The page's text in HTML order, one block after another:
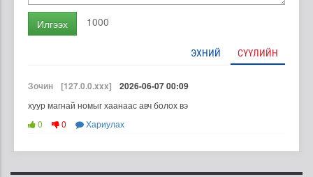
Илгээх 1000
ЭХНИЙ СҮҮЛИЙН
Зочин [127.0.0.xxx] 2026-06-07 00:09
хуур магнай номыг хаанаас авч болох вэ
0
0 Хариулах